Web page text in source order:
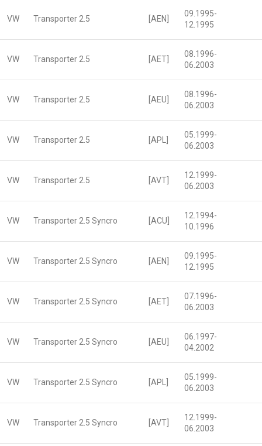
VW Transporter 2.5 [AEN]
09.1995-
12.1995
VW Transporter 2.5 [AET]
08.1996-
06.2003
VW Transporter 2.5 [AEU]
08.1996-
06.2003
VW Transporter 2.5 [APL]
05.1999-
06.2003
VW Transporter 2.5 [AVT]
12.1999-
06.2003
VW Transporter 2.5 Syncro [ACU]
12.1994-
10.1996
VW Transporter 2.5 Syncro [AEN]
09.1995-
12.1995
VW Transporter 2.5 Syncro [AET]
07.1996-
06.2003
VW Transporter 2.5 Syncro [AEU]
06.1997-
04.2002
VW Transporter 2.5 Syncro [APL]
05.1999-
06.2003
VW Transporter 2.5 Syncro [AVT]
12.1999-
06.2003